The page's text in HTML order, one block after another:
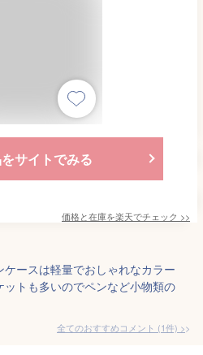
サイトでみる
価格と在庫を楽天でチェック >>
ースは軽量でおしゃれなカラー
トも多いのでペンなど小物類の
全てのおすすめコメント (1件) >